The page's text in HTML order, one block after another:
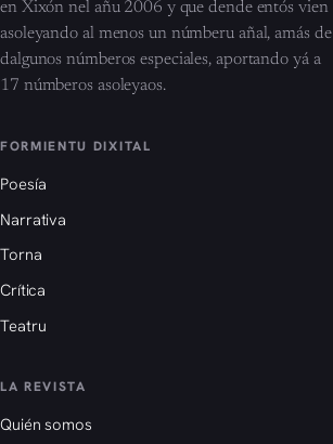
en Xixón nel añu 2006 y que dende entós vien
asoleyando al menos un númberu añal, amás de
dalgunos númberos especiales, aportando yá a
17 númberos asoleyaos.
FORMIENTU DIXITAL
Poesía
Narrativa
Torna
Crítica
Teatru
LA REVISTA
Quién somos